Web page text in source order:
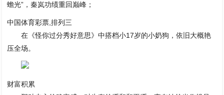
蟾光”，秦岚功绩重回巅峰；
中国体育彩票,排列三
在《怪你过分秀好意思》中搭档小17岁的小奶狗，依旧大概艳
压全场。
财富积累